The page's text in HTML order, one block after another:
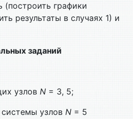
(построить графики
результаты в случаях 1) и
заданий
узлов N = 3, 5;
узлов N = 5